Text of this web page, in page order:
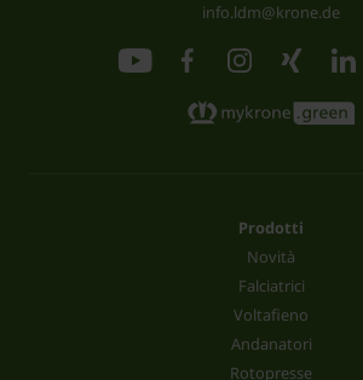
info.ldm@krone.de
Prodotti
Novità
Falciatrici
Voltafieno
Andanatori
Rotopresse